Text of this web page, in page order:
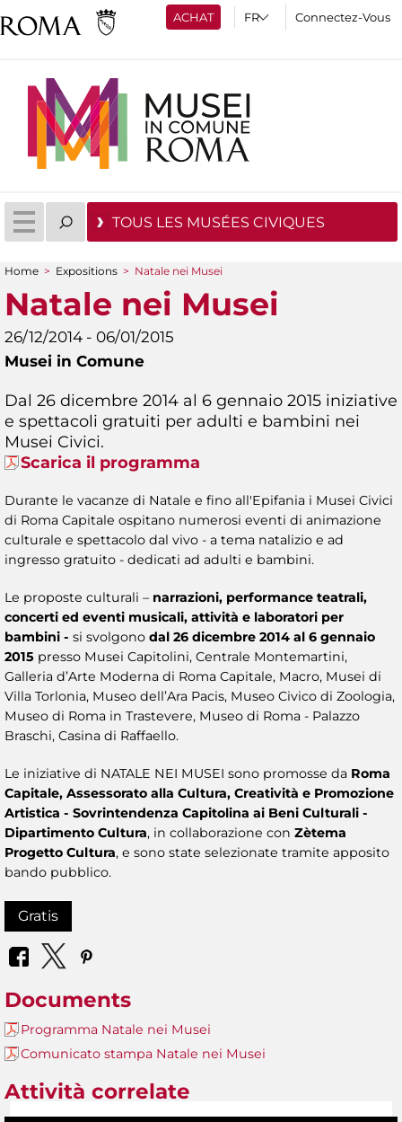
ACHAT Connectez-Vous
TOUS LES MUSÉES CIVIQUES
You are here
Home > Expositions > Natale nei Musei
Natale nei Musei
26/12/2014 - 06/01/2015
Musei in Comune
Dal 26 dicembre 2014 al 6 gennaio 2015 iniziative
e spettacoli gratuiti per adulti e bambini nei
Musei Civici.
Scarica il programma
Durante le vacanze di Natale e fino all'Epifania i Musei Civici
di Roma Capitale ospitano numerosi eventi di animazione
culturale e spettacolo dal vivo - a tema natalizio e ad
ingresso gratuito - dedicati ad adulti e bambini.
Le proposte culturali – narrazioni, performance teatrali,
concerti ed eventi musicali, attività e laboratori per
bambini - si svolgono dal 26 dicembre 2014 al 6 gennaio
2015 presso Musei Capitolini, Centrale Montemartini,
Galleria d’Arte Moderna di Roma Capitale, Macro, Musei di
Villa Torlonia, Museo dell’Ara Pacis, Museo Civico di Zoologia,
Museo di Roma in Trastevere, Museo di Roma - Palazzo
Braschi, Casina di Raffaello.
Le iniziative di NATALE NEI MUSEI sono promosse da Roma
Capitale, Assessorato alla Cultura, Creatività e Promozione
Artistica - Sovrintendenza Capitolina ai Beni Culturali -
Dipartimento Cultura, in collaborazione con Zètema
Progetto Cultura, e sono state selezionate tramite apposito
bando pubblico.
Gratis
Documents
Programma Natale nei Musei
Comunicato stampa Natale nei Musei
Attività correlate